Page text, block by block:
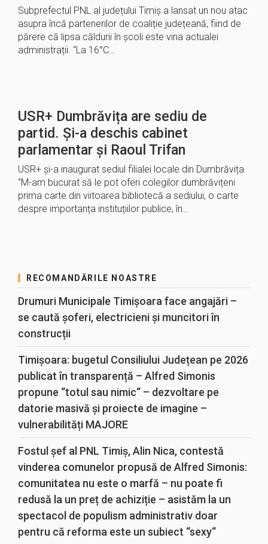
Subprefectul PNL al județului Timiș a lansat un nou atac
asupra încă partenerilor de coaliție județeană, fiind de
părere că lipsa căldurii în școli este vina actualei
administrații. “La 16°C…
USR+ Dumbrăvița are sediu de
partid. Și-a deschis cabinet
parlamentar și Raoul Trifan
USR+ și-a inaugurat sediul filialei locale din Dumbrăvița.
“M-am bucurat să le pot oferi colegilor dumbrăvițeni
prima carte din viitoarea bibliotecă a sediului, o carte
despre importanța instituțiilor publice, în…
RECOMANDĂRILE NOASTRE
Drumuri Municipale Timișoara face angajări –
se caută șoferi, electricieni și muncitori în
construcții
Timișoara: bugetul Consiliului Județean pe 2026
publicat în transparență – Alfred Simonis
propune “totul sau nimic“ – dezvoltare pe
datorie masivă și proiecte de imagine –
vulnerabilități MAJORE
Fostul șef al PNL Timiș, Alin Nica, contestă
vinderea comunelor propusă de Alfred Simonis:
comunitatea nu este o marfă – nu poate fi
redusă la un preț de achiziție – asistăm la un
spectacol de populism administrativ doar
pentru că reforma este un subiect “sexy“